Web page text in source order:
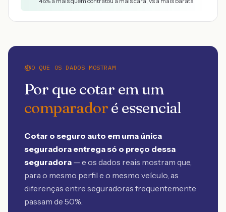
O QUE OS DADOS MOSTRAM
Por que cotar em um
comparadoré essencial
Cotar o seguro auto em uma única
seguradora entrega só o preço dessa
seguradora — e os dados reais mostram que,
para o mesmo perfil e o mesmo veículo, as
diferenças entre seguradoras frequentemente
passam de 50%.